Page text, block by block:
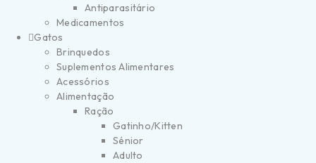
Antiparasitário
Medicamentos
Gatos
Brinquedos
Suplementos Alimentares
Acessórios
Alimentação
Ração
Gatinho/Kitten
Sénior
Adulto